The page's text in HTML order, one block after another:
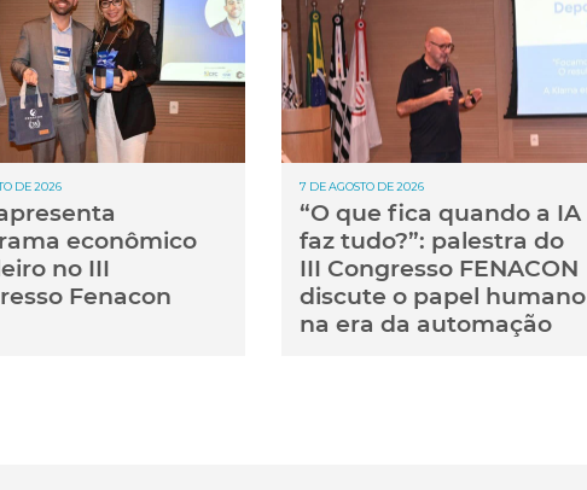
DE 2026
econômico
no III
Fenacon
7 DE AGOSTO DE 2026
“O que fica quando a IA
faz tudo?”: palestra do
III Congresso FENACON
discute o papel humano
na era da automação